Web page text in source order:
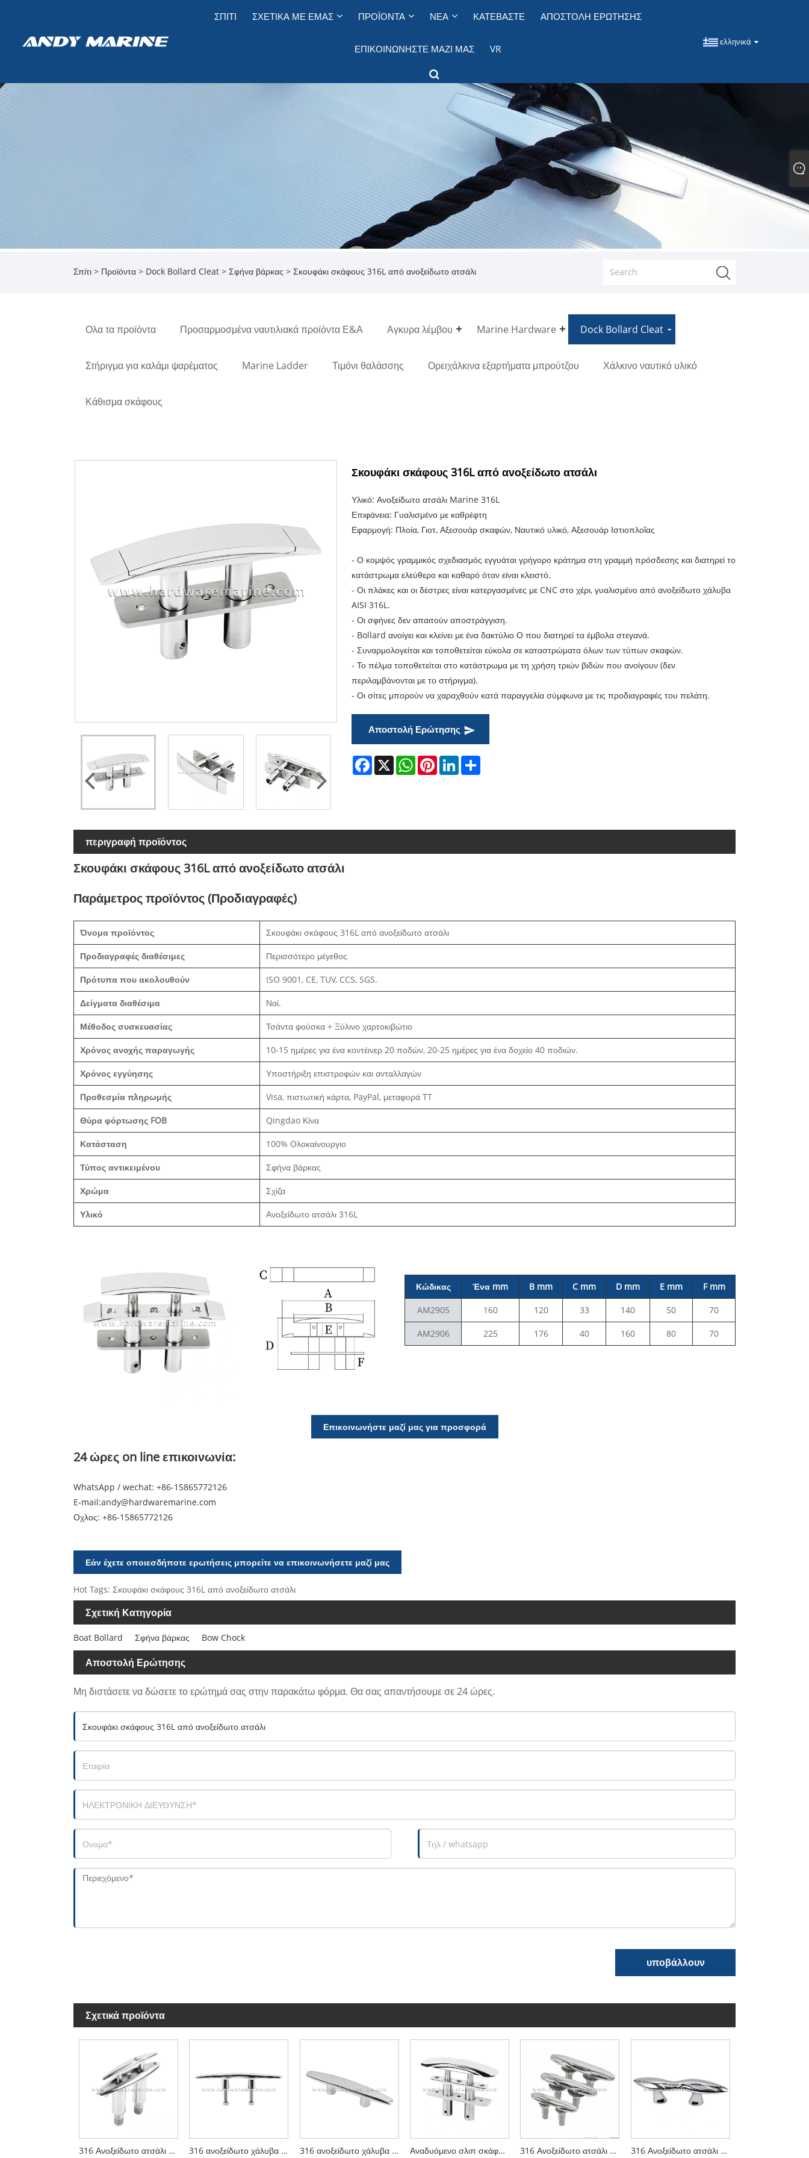
ΣΠΊΤΙ ΣΧΕΤΙΚΆ ΜΕ ΕΜΆΣ ΠΡΟΪΌΝΤΑ ΝΈΑ ΚΑΤΕΒΆΣΤΕ ΑΠΟΣΤΟΛΉ ΕΡΏΤΗΣΗΣ
ΕΠΙΚΟΙΝΩΝΉΣΤΕ ΜΑΖΊ ΜΑΣ VR
ελληνικά
Σπίτι > Προϊόντα > Dock Bollard Cleat > Σφήνα βάρκας > Σκουφάκι σκάφους 316L από ανοξείδωτο ατσάλι
Ολα τα προϊόντα Προσαρμοσμένα ναυτιλιακά προϊόντα Ε&Α Αγκυρα λέμβου Marine Hardware Dock Bollard Cleat
Στήριγμα για καλάμι ψαρέματος Marine Ladder Τιμόνι θαλάσσης Ορειχάλκινα εξαρτήματα μπρούτζου Χάλκινο ναυτικό υλικό
Κάθισμα σκάφους
Σκουφάκι σκάφους 316L από ανοξείδωτο ατσάλι
Υλικό: Ανοξείδωτο ατσάλι Marine 316L
Επιφάνεια: Γυαλισμένο με καθρέφτη
Εφαρμογή: Πλοία, Γιοτ, Αξεσουάρ σκαφών, Ναυτικό υλικό, Αξεσουάρ Ιστιοπλοΐας
- Ο κομψός γραμμικός σχεδιασμός εγγυάται γρήγορο κράτημα στη γραμμή πρόσδεσης και διατηρεί το
κατάστρωμα ελεύθερο και καθαρό όταν είναι κλειστό.
- Οι πλάκες και οι δέστρες είναι κατεργασμένες με CNC στο χέρι, γυαλισμένο από ανοξείδωτο χάλυβα
AISI 316L.
- Οι σφήνες δεν απαιτούν αποστράγγιση.
- Bollard ανοίγει και κλείνει με ένα δακτύλιο Ο που διατηρεί τα έμβολα στεγανά.
- Συναρμολογείται και τοποθετείται εύκολα σε καταστρώματα όλων των τύπων σκαφών.
- Το πέλμα τοποθετείται στο κατάστρωμα με τη χρήση τριών βιδών που ανοίγουν (δεν
περιλαμβάνονται με το στήριγμα).
- Οι σίτες μπορούν να χαραχθούν κατά παραγγελία σύμφωνα με τις προδιαγραφές του πελάτη.
Αποστολή Ερώτησης
Facebook
X WhatsAppPinterestLinkedIn
περιγραφή προϊόντος
Σκουφάκι σκάφους 316L από ανοξείδωτο ατσάλι
Παράμετρος προϊόντος (Προδιαγραφές)
Όνομα προϊόντος Σκουφάκι σκάφους 316L από ανοξείδωτο ατσάλι
Προδιαγραφές διαθέσιμες Περισσότερο μέγεθος
Πρότυπα που ακολουθούν ISO 9001, CE, TUV, CCS, SGS.
Δείγματα διαθέσιμα Ναί.
Μέθοδος συσκευασίας Τσάντα φούσκα + Ξύλινο χαρτοκιβώτιο
Χρόνος ανοχής παραγωγής 10-15 ημέρες για ένα κοντέινερ 20 ποδών, 20-25 ημέρες για ένα δοχείο 40 ποδιών.
Χρόνος εγγύησης Υποστήριξη επιστροφών και ανταλλαγών
Προθεσμία πληρωμής Visa, πιστωτική κάρτα, PayPal, μεταφορά TT
Θύρα φόρτωσης FOB Qingdao Κίνα
Κατάσταση 100% Ολοκαίνουργιο
Τύπος αντικειμένου Σφήνα βάρκας
Χρώμα Σχίζα
Υλικό Ανοξείδωτο ατσάλι 316L
Κώδικας Ένα mm B mm C mm D mm E mm F mm
AM2905 160 120 33 140 50 70
AM2906 225 176 40 160 80 70
Επικοινωνήστε μαζί μας για προσφορά
24 ώρες on line επικοινωνία:
WhatsApp / wechat: +86-15865772126
E-mail:andy@hardwaremarine.com
Οχλος: +86-15865772126
Εάν έχετε οποιεσδήποτε ερωτήσεις μπορείτε να επικοινωνήσετε μαζί μας
Hot Tags: Σκουφάκι σκάφους 316L από ανοξείδωτο ατσάλι
Σχετική Κατηγορία
Boat Bollard Σφήνα βάρκας Bow Chock
Αποστολή Ερώτησης
Μη διστάσετε να δώσετε το ερώτημά σας στην παρακάτω φόρμα. Θα σας απαντήσουμε σε 24 ώρες.
υποβάλλουν
Σχετικά προϊόντα
316 Ανοξείδωτο ατσάλι Marine Boat Auto Pop Up Cleat 316 ανοξείδωτο χάλυβα θαλάσσιο βαρέως δάνεια 316 ανοξείδωτο χάλυβα ανοικτή ανοικτή βάση Marine Cleat Αναδυόμενο σλιπ σκάφους 316L από ανοξείδωτο ατσάλι 316 Ανοξείδωτο ατσάλι Marine Heavy Pop up κουφέτα 316 Ανοξείδωτο ατσάλι Marine Boat S Style Cleat